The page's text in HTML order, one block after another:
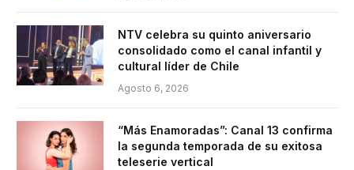
NTV celebra su quinto aniversario
consolidado como el canal infantil y
cultural líder de Chile
Agosto 6, 2026
“Más Enamoradas”: Canal 13 confirma
la segunda temporada de su exitosa
teleserie vertical